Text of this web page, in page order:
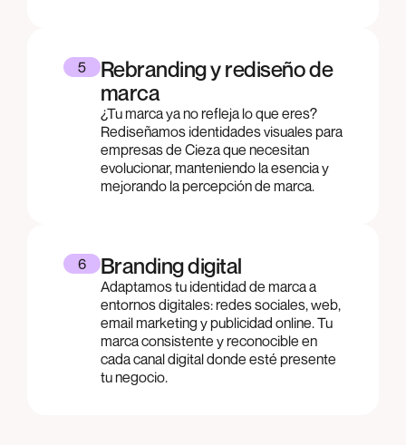
5
Rebranding y rediseño de
marca
¿Tu marca ya no refleja lo que eres?
Rediseñamos identidades visuales para
empresas de Cieza que necesitan
evolucionar, manteniendo la esencia y
mejorando la percepción de marca.
6 Branding digital
Adaptamos tu identidad de marca a
entornos digitales: redes sociales, web,
email marketing y publicidad online. Tu
marca consistente y reconocible en
cada canal digital donde esté presente
tu negocio.